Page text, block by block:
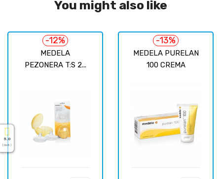
You might also like
MEDELA
PEZONERA T:S 2...
-12%
MEDELA PURELAN
100 CREMA
-13%
5.0
( On 5 )